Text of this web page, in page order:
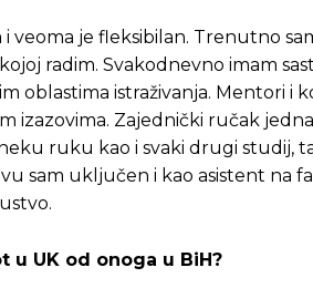
veoma je fleksibilan. Trenutno
radim. Svakodnevno imam
istraživanja. Mentori i
izazovima. Zajednički ručak
ruku kao i svaki drugi studij,
sam uključen i kao asistent na
u UK od onoga u BiH?